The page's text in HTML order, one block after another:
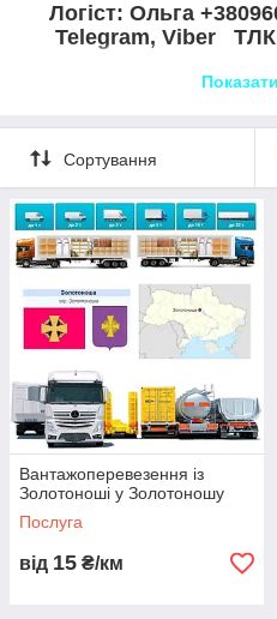
Логіст: Ольга
Telegram, Viber
вантажоперевезеннях з
досвідчений диспетчерський
своєчасну доставку вашого
потрібна вам
негабаритних вантажів, наша
запропонувати вам
Сортування
Вантажоперевезення із
Золотоноші у Золотоношу
Послуга
від 15 ₴/км